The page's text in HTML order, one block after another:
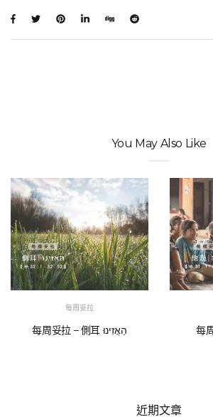
You May Also Like
每周妥拉
每周妥拉 – 側耳 הַאֲזִינוּ
近期文章